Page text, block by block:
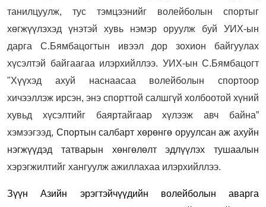
танилцуулж, тус тэмцээнийг волейболын спортыг
хөгжүүлэхэд үнэтэй хувь нэмэр оруулж буй УИХ-ын
дарга С.Бямбацогтын ивээл дор зохион байгуулах
хүсэлтэй байгаагаа илэрхийллээ. УИХ-ын С.Бямбацогт
"Хүүхэд ахуй наснаасаа волейболын спортоор
хичээллэж ирсэн, энэ спорттой салшгүй холбоотой хүний
хувьд хүсэлтийг баяртайгаар хүлээж авч байна”
хэмээгээд, Спортын салбарт хөрөнгө оруулсан аж ахуйн
нэгжүүдэд татварын хөнгөлөлт эдлүүлэх тушаалын
хэрэгжилтийг хангуулж ажиллахаа илэрхийллээ.
Зүүн Азийн эрэгтэйчүүдийн волейболын аварга